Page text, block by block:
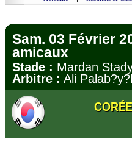
Sam. 03 Février
amicaux
Stade : Mardan
Arbitre : Ali